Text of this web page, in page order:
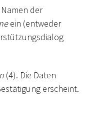
der
ein (entweder
(4). Die Daten
erscheint.